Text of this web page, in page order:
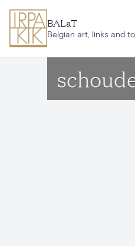
BALaT
Belgian art, links and